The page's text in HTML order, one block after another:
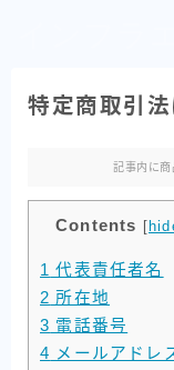
特定商取引法
記事内に
Contents [
1 代表責任者名
2 所在地
3 電話番号
4 メールアドレ